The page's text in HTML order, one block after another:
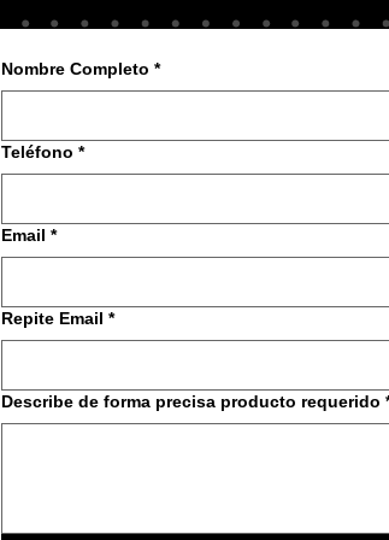
Nombre Completo *
Teléfono *
Email *
Repite Email *
Describe de forma precisa producto requerido